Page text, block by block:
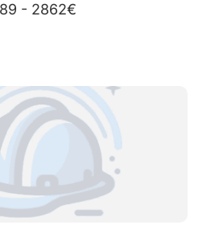
- 2862€